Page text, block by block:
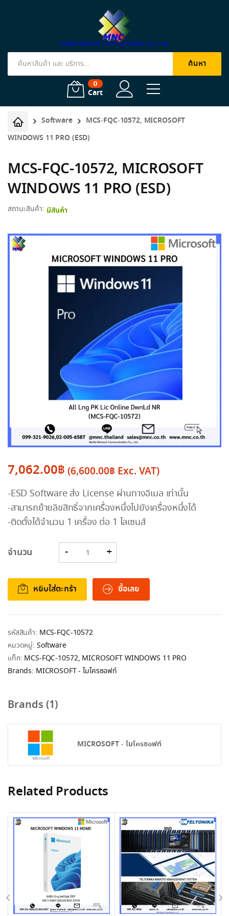
Products
ค้นหา
0
Cart
Software
MCS-FQC-10572, MICROSOFT
WINDOWS 11 PRO (ESD)
MCS-FQC-10572, MICROSOFT
WINDOWS 11 PRO (ESD)
สถานะสินค้า: มีสินค้า
7,062.00฿ (6,600.00฿ Exc. VAT)
-ESD Software ส่ง License ผ่านทางอีเมล เท่านั้น
-สามารถย้ายลิขสิทธิ์จากเครื่องหนึ่งไปยังเครื่องหนึ่งได้
-ติดตั้งได้จำนวน 1 เครื่อง ต่อ 1 ไลเซนส์
จำนวน
หยิบใส่ตะกร้า ซื้อเลย
รหัสสินค้า: MCS-FQC-10572
หมวดหมู่: Software
แท็ก: MCS-FQC-10572, MICROSOFT WINDOWS 11 PRO
Brands: MICROSOFT - ไมโครซอฟท์
Brands (1)
MICROSOFT - ไมโครซอฟท์
Related Products